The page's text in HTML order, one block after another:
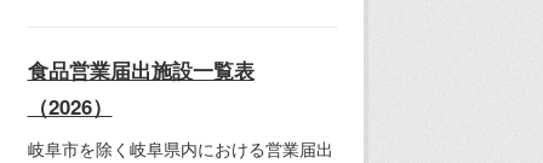
食品営業届出施設一覧表
（2026）
岐阜市を除く岐阜県内における営業届出